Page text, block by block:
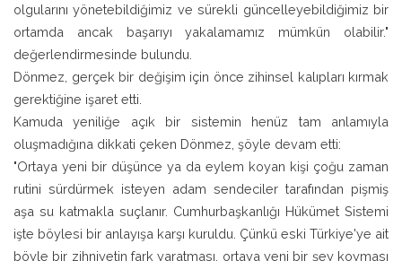
olgularını yönetebildiğimiz ve sürekli güncelleyebildiğimiz bir
ortamda ancak başarıyı yakalamamız mümkün olabilir."
değerlendirmesinde bulundu.
Dönmez, gerçek bir değişim için önce zihinsel kalıpları kırmak
gerektiğine işaret etti.
Kamuda yeniliğe açık bir sistemin henüz tam anlamıyla
oluşmadığına dikkati çeken Dönmez, şöyle devam etti:
"Ortaya yeni bir düşünce ya da eylem koyan kişi çoğu zaman
rutini sürdürmek isteyen adam sendeciler tarafından pişmiş
aşa su katmakla suçlanır. Cumhurbaşkanlığı Hükümet Sistemi
işte böylesi bir anlayışa karşı kuruldu. Çünkü eski Türkiye'ye ait
böyle bir zihniyetin fark yaratması, ortaya yeni bir şey koyması